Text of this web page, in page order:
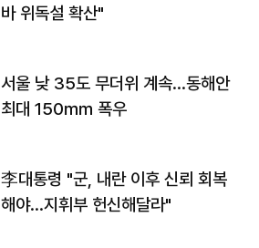
바 위독설 확산"
서울 낮 35도 무더위 계속…동해안
최대 150㎜ 폭우
李대통령 "군, 내란 이후 신뢰 회복
해야…지휘부 헌신해달라"